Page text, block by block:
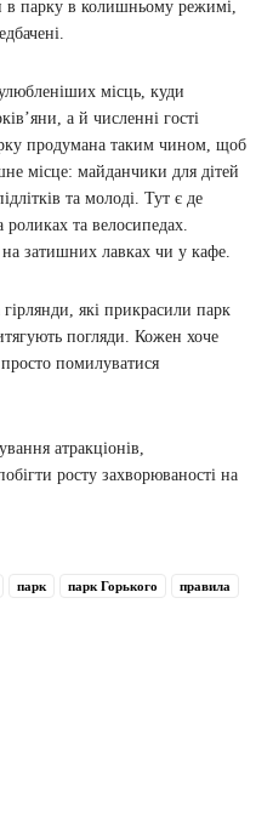
в парку в колишньому режимі,
місць, куди
а й численні гості
продумана таким чином, щоб
місце: майданчики для дітей
та молоді. Тут є де
та велосипедах.
затишних лавках чи у кафе.
гірлянди, які прикрасили парк
погляди. Кожен хоче
помилуватися
атракціонів,
росту захворюваності на
парк парк Горького правила